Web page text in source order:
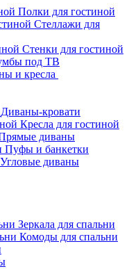
Полки для гостиной
Стеллажи для
Стенки для гостиной
под ТВ
и кресла
Диваны-кровати
Кресла для гостиной
диваны
Пуфы и банкетки
Угловые диваны
Зеркала для спальни
Комоды для спальни